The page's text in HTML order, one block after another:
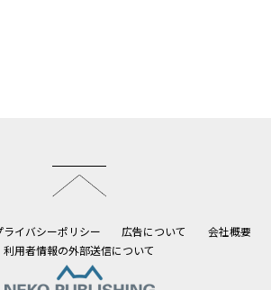
ライバシーポリシー 広告について
会社概要
利用者情報の外部送信について